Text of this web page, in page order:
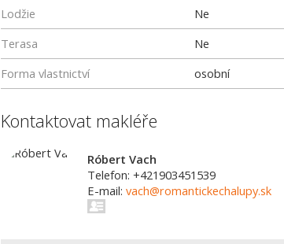
Lodžie
Ne
Terasa
Ne
Forma vlastnictví
osobní
Kontaktovat makléře
Róbert Vach
Telefon: +421903451539
E-mail: vach@romantickechalupy.sk